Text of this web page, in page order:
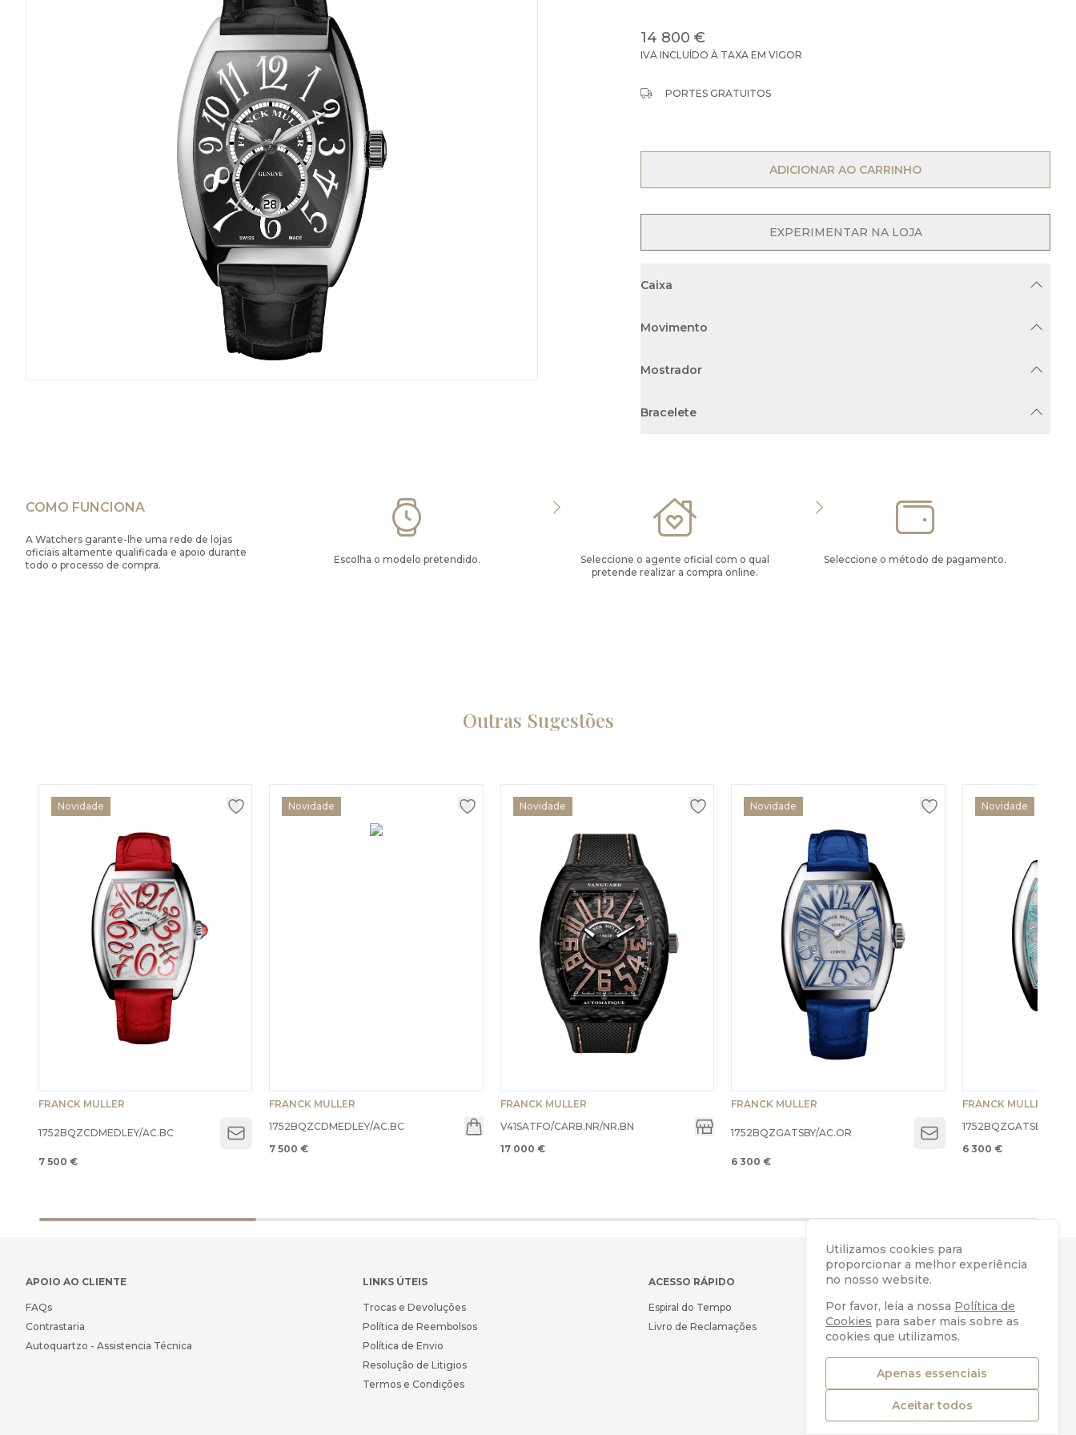
14 800 €
IVA INCLUÍDO À TAXA EM VIGOR
PORTES GRATUITOS
OPEN MENU
ADICIONAR AO CARRINHO
EXPERIMENTAR NA LOJA
Caixa
Movimento
Mostrador
Bracelete
COMO FUNCIONA
A Watchers garante-lhe uma rede de lojas
oficiais altamente qualificada e apoio durante
todo o processo de compra.
Escolha o modelo pretendido.
Seleccione o agente oficial com o qual
pretende realizar a compra online.
Seleccione o método de pagamento.
Outras Sugestões
Novidade
FRANCK MULLER
1752BQZCDMEDLEY/AC.BC
Open menu
7 500 €
Novidade
FRANCK MULLER
1752BQZCDMEDLEY/AC.BC
7 500 €
Novidade
FRANCK MULLER
V41SATFO/CARB.NR/NR.BN
17 000 €
Novidade
FRANCK MULLER
1752BQZGATSBY/AC.OR
Open menu
6 300 €
Novidade
FRANCK MULLER
1752BQZGATSBY/
6 300 €
APOIO AO CLIENTE
FAQs
Contrastaria
Autoquartzo - Assistencia Técnica
LINKS ÚTEIS
Trocas e Devoluções
Política de Reembolsos
Política de Envio
Resolução de Litigios
Termos e Condições
ACESSO RÁPIDO
Espiral do Tempo
Livro de Reclamações
CONTACTOS
Av. Almirante Reis, 39
1169-039 Lisboa, Portugal
+351 218 110 890
Utilizamos cookies para
proporcionar a melhor experiência
no nosso website.
Por favor, leia a nossa Política de
Cookies para saber mais sobre as
cookies que utilizamos.
Apenas essenciais
Aceitar todos